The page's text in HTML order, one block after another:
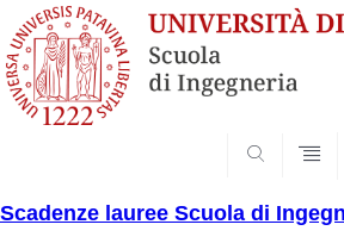
Scadenze lauree Scuola di